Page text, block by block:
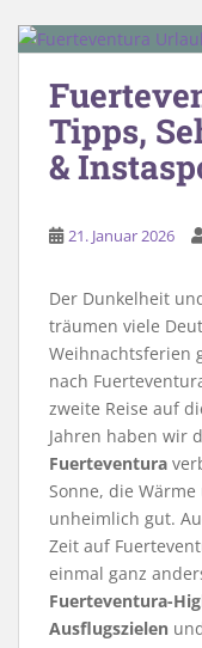
Tipps,
&
21. Januar 2026
Der Dunkelheit
träumen viele
Weihnachtsferien
nach
zweite Reise auf
Jahren haben wir
Fuerteventura
Sonne, die
unheimlich gut.
Zeit auf
einmal ganz
Fuerteventura-
Ausflugszielen